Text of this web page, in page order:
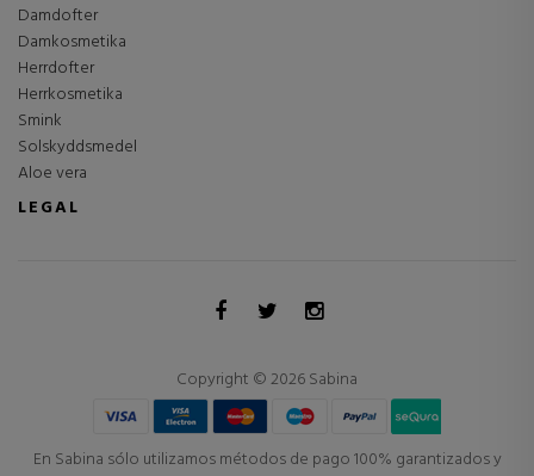
Damdofter
Damkosmetika
Herrdofter
Herrkosmetika
Smink
Solskyddsmedel
Aloe vera
LEGAL
Copyright © 2026 Sabina
En Sabina sólo utilizamos métodos de pago 100% garantizados y